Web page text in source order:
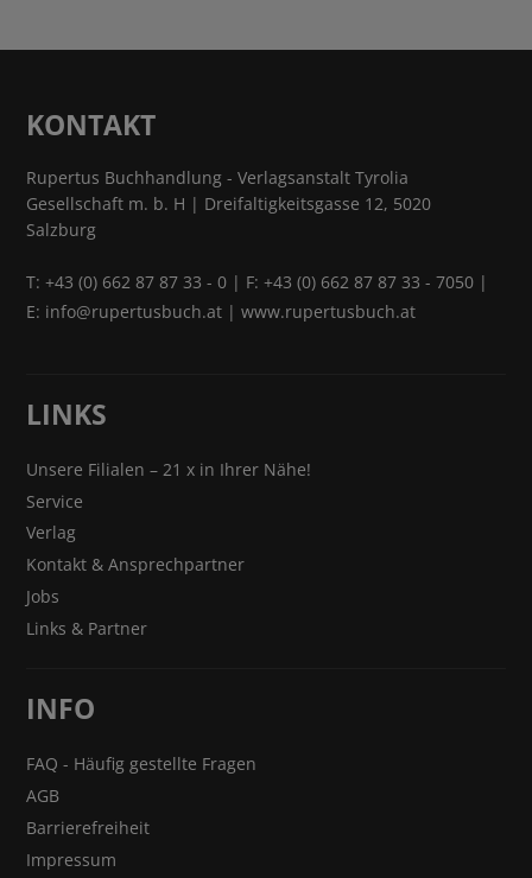
KONTAKT
Rupertus Buchhandlung - Verlagsanstalt Tyrolia
Gesellschaft m. b. H | Dreifaltigkeitsgasse 12, 5020
Salzburg
T:+43 (0) 662 87 87 33 - 0 | F: +43 (0) 662 87 87 33 - 7050 |
E: info@rupertusbuch.at |www.rupertusbuch.at
LINKS
Unsere Filialen – 21 x in Ihrer Nähe!
Service
Verlag
Kontakt & Ansprechpartner
Jobs
Links & Partner
INFO
FAQ - Häufig gestellte Fragen
AGB
Barrierefreiheit
Impressum